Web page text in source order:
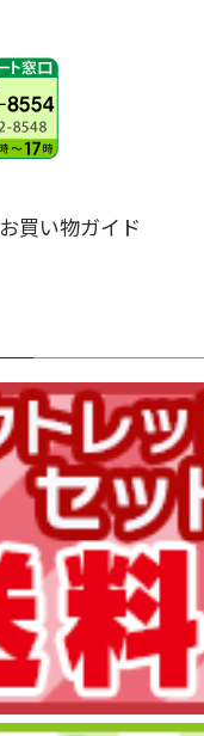
お買い物ガイド